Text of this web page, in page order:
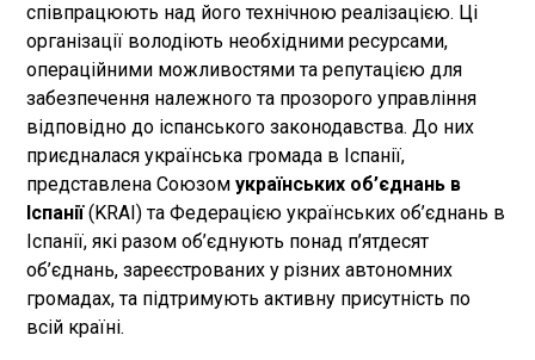
співпрацюють над його технічною реалізацією. Ці
організації володіють необхідними ресурсами,
операційними можливостями та репутацією для
забезпечення належного та прозорого управління
відповідно до іспанського законодавства. До них
приєдналася українська громада в Іспанії,
представлена ​​Союзомукраїнських об’єднань в
Іспанії(KRAI) та Федерацією українських об’єднань в
Іспанії, які разом об’єднують понад п’ятдесят
об’єднань, зареєстрованих у різних автономних
громадах, та підтримують активну присутність по
всій країні.